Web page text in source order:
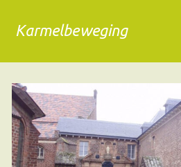
Karmelbeweging